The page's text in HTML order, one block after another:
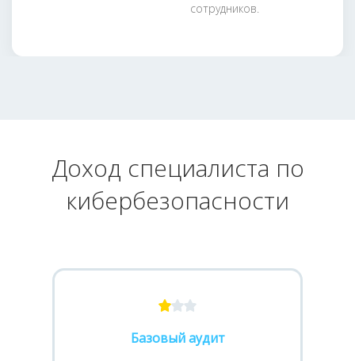
сотрудников.
Доход специалиста по
кибербезопасности
Базовый аудит